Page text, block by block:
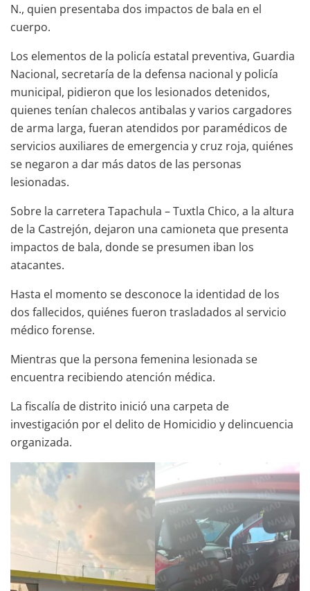
N., quien presentaba dos impactos de bala en el
cuerpo.
Los elementos de la policía estatal preventiva, Guardia
Nacional, secretaría de la defensa nacional y policía
municipal, pidieron que los lesionados detenidos,
quienes tenían chalecos antibalas y varios cargadores
de arma larga, fueran atendidos por paramédicos de
servicios auxiliares de emergencia y cruz roja, quiénes
se negaron a dar más datos de las personas
lesionadas.
Sobre la carretera Tapachula – Tuxtla Chico, a la altura
de la Castrejón, dejaron una camioneta que presenta
impactos de bala, donde se presumen iban los
atacantes.
Hasta el momento se desconoce la identidad de los
dos fallecidos, quiénes fueron trasladados al servicio
médico forense.
Mientras que la persona femenina lesionada se
encuentra recibiendo atención médica.
La fiscalía de distrito inició una carpeta de
investigación por el delito de Homicidio y delincuencia
organizada.